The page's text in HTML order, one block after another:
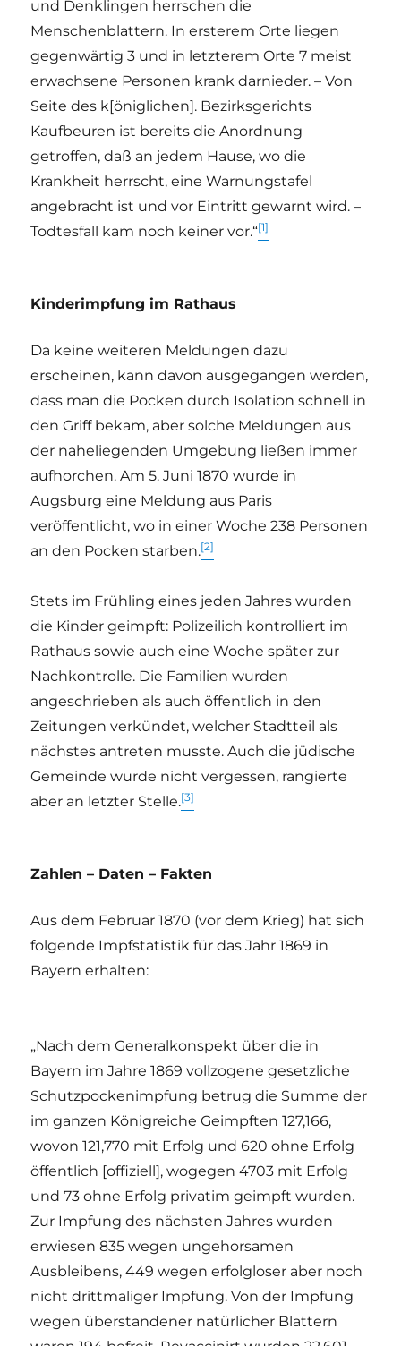
und Denklingen herrschen die
Menschenblattern. In ersterem Orte liegen
gegenwärtig 3 und in letzterem Orte 7 meist
erwachsene Personen krank darnieder. – Von
Seite des k[öniglichen]. Bezirksgerichts
Kaufbeuren ist bereits die Anordnung
getroffen, daß an jedem Hause, wo die
Krankheit herrscht, eine Warnungstafel
angebracht ist und vor Eintritt gewarnt wird. –
Todtesfall kam noch keiner vor.“[1]
Kinderimpfung im Rathaus
Da keine weiteren Meldungen dazu
erscheinen, kann davon ausgegangen werden,
dass man die Pocken durch Isolation schnell in
den Griff bekam, aber solche Meldungen aus
der naheliegenden Umgebung ließen immer
aufhorchen. Am 5. Juni 1870 wurde in
Augsburg eine Meldung aus Paris
veröffentlicht, wo in einer Woche 238 Personen
an den Pocken starben.[2]
Stets im Frühling eines jeden Jahres wurden
die Kinder geimpft: Polizeilich kontrolliert im
Rathaus sowie auch eine Woche später zur
Nachkontrolle. Die Familien wurden
angeschrieben als auch öffentlich in den
Zeitungen verkündet, welcher Stadtteil als
nächstes antreten musste. Auch die jüdische
Gemeinde wurde nicht vergessen, rangierte
aber an letzter Stelle.[3]
Zahlen – Daten – Fakten
Aus dem Februar 1870 (vor dem Krieg) hat sich
folgende Impfstatistik für das Jahr 1869 in
Bayern erhalten:
„Nach dem Generalkonspekt über die in
Bayern im Jahre 1869 vollzogene gesetzliche
Schutzpockenimpfung betrug die Summe der
im ganzen Königreiche Geimpften 127,166,
wovon 121,770 mit Erfolg und 620 ohne Erfolg
öffentlich [offiziell], wogegen 4703 mit Erfolg
und 73 ohne Erfolg privatim geimpft wurden.
Zur Impfung des nächsten Jahres wurden
erwiesen 835 wegen ungehorsamen
Ausbleibens, 449 wegen erfolgloser aber noch
nicht drittmaliger Impfung. Von der Impfung
wegen überstandener natürlicher Blattern